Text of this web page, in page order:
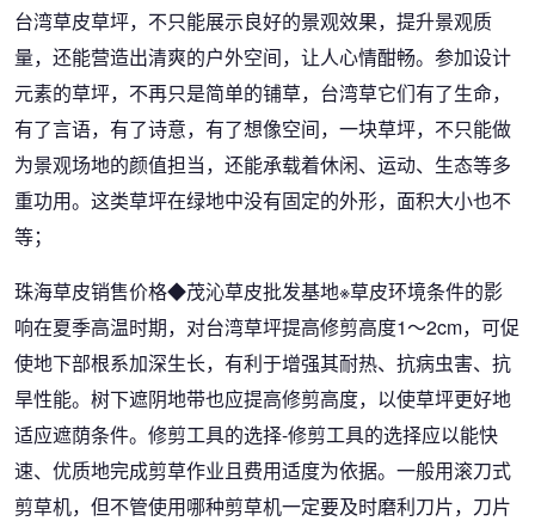
台湾草皮草坪，不只能展示良好的景观效果，提升景观质
量，还能营造出清爽的户外空间，让人心情酣畅。参加设计
元素的草坪，不再只是简单的铺草，台湾草它们有了生命，
有了言语，有了诗意，有了想像空间，一块草坪，不只能做
为景观场地的颜值担当，还能承载着休闲、运动、生态等多
重功用。这类草坪在绿地中没有固定的外形，面积大小也不
等；
珠海草皮销售价格◆茂沁草皮批发基地※草皮环境条件的影
响在夏季高温时期，对台湾草坪提高修剪高度1～2cm，可促
使地下部根系加深生长，有利于增强其耐热、抗病虫害、抗
旱性能。树下遮阴地带也应提高修剪高度，以使草坪更好地
适应遮荫条件。修剪工具的选择-修剪工具的选择应以能快
速、优质地完成剪草作业且费用适度为依据。一般用滚刀式
剪草机，但不管使用哪种剪草机一定要及时磨利刀片，刀片